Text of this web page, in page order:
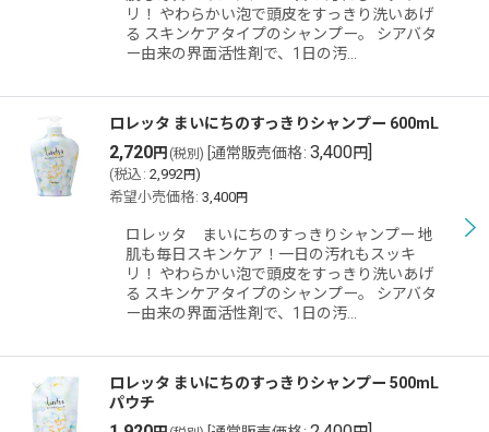
リ！ やわらかい泡で頭皮をすっきり洗いあげ
る スキンケアタイプのシャンプー。 シアバタ
ー由来の界面活性剤で、1日の汚…
ロレッタ まいにちのすっきりシャンプー 600mL
2,720円 (税別) 通常販売価格: 3,400円]
(税込 : 2,992円)
希望小売価格: 3,400円
ロレッタ まいにちのすっきりシャンプー 地
肌も毎日スキンケア！一日の汚れもスッキ
リ！ やわらかい泡で頭皮をすっきり洗いあげ
る スキンケアタイプのシャンプー。 シアバタ
ー由来の界面活性剤で、1日の汚…
ロレッタ まいにちのすっきりシャンプー 500mL
パウチ